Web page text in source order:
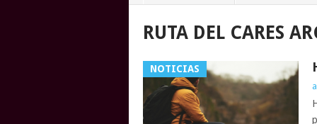
RUTA DEL CARES
NOTICIAS